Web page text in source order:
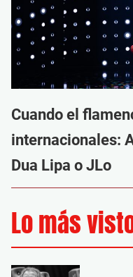
Cuando el
internacionales:
Dua Lipa o JLo
Lo más